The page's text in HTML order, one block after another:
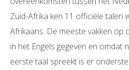
Zuid-Afrika ken 11 officiële talen
Afrikaans. De meeste vakken op
in het Engels gegeven en omdat
eerste taal spreekt is er